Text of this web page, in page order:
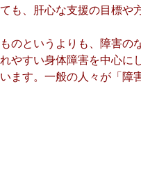
も、肝心な支援の目標や
というよりも、障害の
やすい身体障害を中心に
ます。一般の人々が「障